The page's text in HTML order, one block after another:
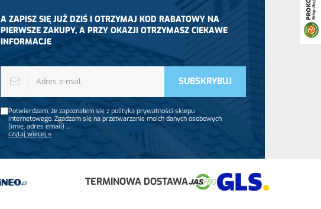
A ZAPISZ SIĘ JUŻ DZIŚ I OTRZYMAJ KOD RABATOWY NA
PIERWSZE ZAKUPY, A PRZY OKAZJI OTRZYMASZ CIEKAWE
INFORMACJE
Potwierdzam, że zapoznałem się z polityką prywatności sklepu
internetowego. Zgadzam się na przetwarzanie moich danych osobowych
(imię, adres email) ...
czytaj więcej »
TERMINOWA DOSTAWA